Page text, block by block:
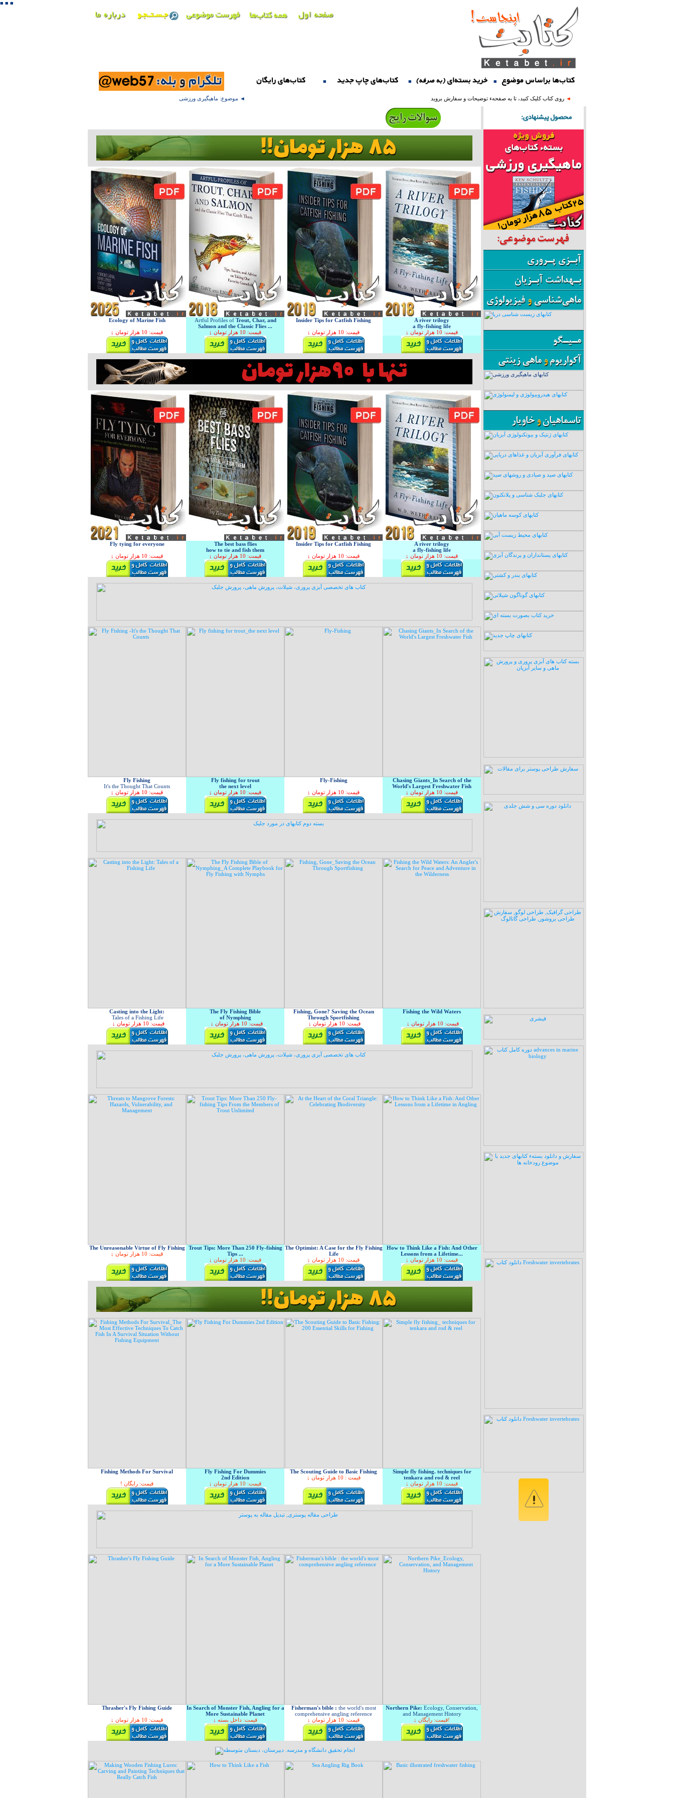
■ ■ ■
■ ■ ■
◄ موضوع: ماهیگیری ورزشی ◄ روی کتاب کلیک کنید، تا به صفحهء توضیحات و سفارش بروید
Ecology of Marine Fish
↓ قیمت: 10 هزار تومان
Artful Profiles ofTrout, Char, and
Salmon and the Classic Flies ...
↓ قیمت: 10 هزار تومان
Insider Tips for Catfish Fishing
↓ قیمت: 10 هزار تومان
A river trilogy
a fly-fishing life
↓ قیمت: 10 هزار تومان
Fly tying for everyone
↓ قیمت: 10 هزار تومان
The best bass flies
how to tie and fish them
↓ قیمت: 10 هزار تومان
Insider Tips for Catfish Fishing
↓ قیمت: 10 هزار تومان
A river trilogy
a fly-fishing life
↓ قیمت: 10 هزار تومان
Fly Fishing
It's the Thought That Counts
↓ قیمت: 10 هزار تومان
Fly fishing for trout
the next level
↓ قیمت: 10 هزار تومان
Fly-Fishing
↓ قیمت: 10 هزار تومان
Chasing Giants_In Search of the
World's Largest Freshwater Fish
↓ قیمت: 10 هزار تومان
Casting into the Light:
Tales of a Fishing Life
↓ قیمت: 10 هزار تومان
The Fly Fishing Bible
of Nymphing
↓ قیمت: 10 هزار تومان
Fishing, Gone? Saving the Ocean
Through Sportfishing
↓ قیمت: 10 هزار تومان
Fishing the Wild Waters
↓ قیمت: 10 هزار تومان
The Unreasonable Virtue of Fly Fishing
↓ قیمت: 10 هزار تومان
Trout Tips: More Than 250 Fly-fishing
Tips ...
↓ قیمت: 10 هزار تومان
The Optimist: A Case for the Fly Fishing
Life
↓ قیمت: 10 هزار تومان
How to Think Like a Fish: And Other
Lessons from a Lifetime...
↓ قیمت: 10 هزار تومان
Fishing Methods For Survival
! قیمت: رایگان
Fly Fishing For Dummies
2nd Edition
↓ قیمت: 10 هزار تومان
The Scouting Guide to Basic Fishing
↓ قیمت : 10 هزار تومان
Simple fly fishing. techniques for
tenkara and rod & reel
↓ قیمت: 10 هزار تومان
Thrasher's Fly Fishing Guide
↓ قیمت: 10 هزار تومان
In Search of Monster Fish, Angling for a
More Sustainable Planet
↓ قیمت: داخل بسته
Fisherman's bible : the world's most
comprehensive angling reference
↓ قیمت: 10 هزار تومان
Northern Pike: Ecology, Conservation,
and Management History
↓ قیمت: رایگان!